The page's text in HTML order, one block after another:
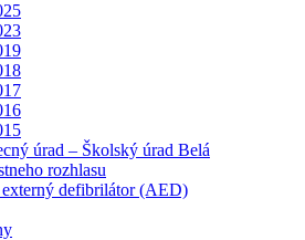
úrad – Školský úrad Belá
rozhlasu
defibrilátor (AED)